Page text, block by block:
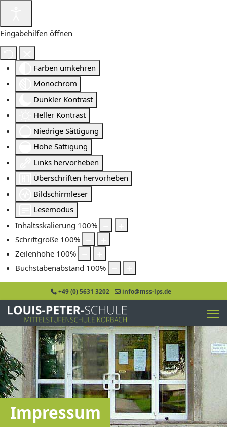
Eingabehilfen öffnen
Farben umkehren
Monochrom
Dunkler Kontrast
Heller Kontrast
Niedrige Sättigung
Hohe Sättigung
Links hervorheben
Überschriften hervorheben
Bildschirmleser
Lesemodus
Inhaltsskalierung 100%
Schriftgröße 100%
Zeilenhöhe 100%
Buchstabenabstand 100%
+49 (0) 5631 3202 info@mss-lps.de
Impressum